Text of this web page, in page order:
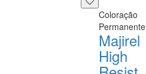
Coloração
Permanente
Majirel
High